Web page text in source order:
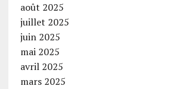
août 2025
juillet 2025
juin 2025
mai 2025
avril 2025
mars 2025